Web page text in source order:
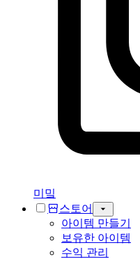
미밐
스토어
아이템 만들기
보유한 아이템
수익 관리